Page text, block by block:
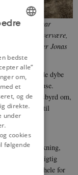
1944. Her var
for at overvære,
leder Jonas
fik de dybe
og murede huse.
et vidnesbyrd om,
sig især til
i de to
overvejede lukning,
nok ikke rigtig
fandt det hele for
DANISH
bedste
alle”
om,
et
og de
direkte.
under
cookies
følgende